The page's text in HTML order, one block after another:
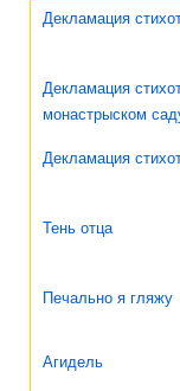
Декламация
Декламация
монастрыском
Декламация
Тень отца
Печально я гляжу
Агидель